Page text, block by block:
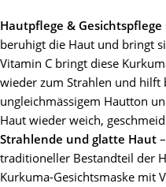
Hautpflege & Gesichtspflege
beruhigt die Haut und bringt
Vitamin C bringt diese
wieder zum Strahlen und hilft
ungleichmässigem Hautton
Haut wieder weich,
Strahlende und glatte Haut
traditioneller Bestandteil der
Kurkuma-Gesichtsmaske mit